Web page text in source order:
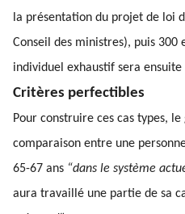
la présentation du projet de loi
Conseil des ministres), puis 300
individuel exhaustif sera ensuite
Critères perfectibles
Pour construire ces cas types,
comparaison entre une
65-67 ans “dans le système
aura travaillé une partie de sa